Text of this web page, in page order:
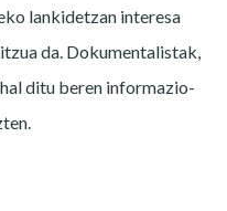
lankidetzan interesa
da. Dokumentalistak,
ditu beren informazio-